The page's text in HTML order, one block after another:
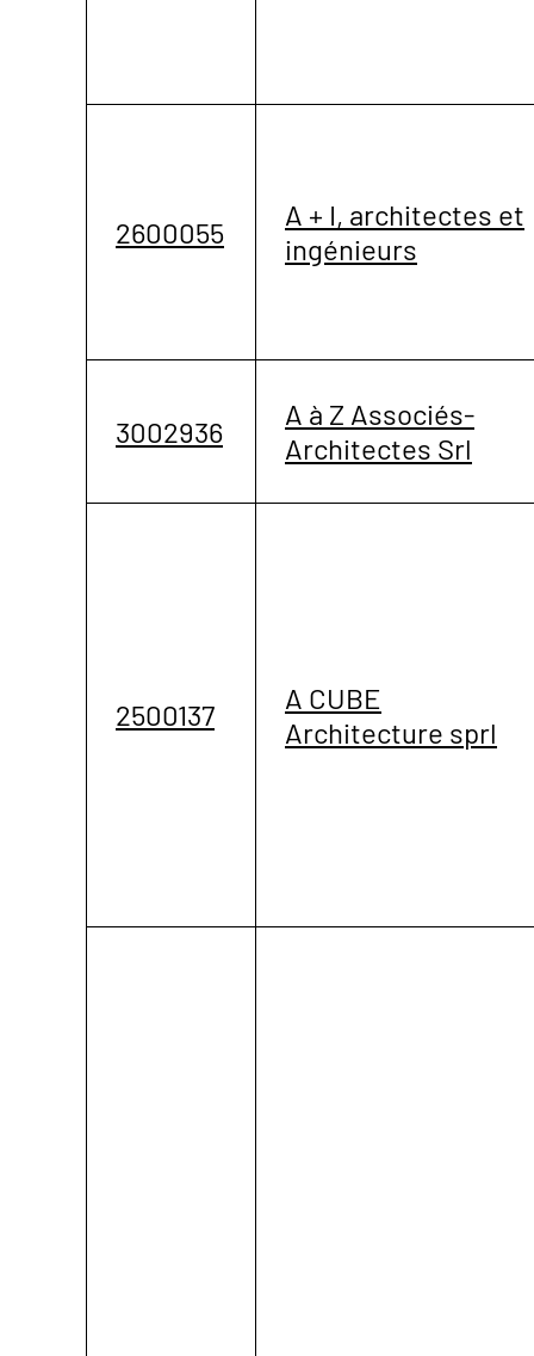
2600055
A + I, architectes et
ingénieurs
3002936
A à Z Associés-
Architectes Srl
2500137
A CUBE
Architecture sprl